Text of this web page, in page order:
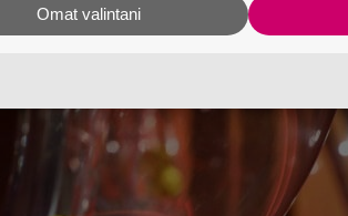
Omat valintani